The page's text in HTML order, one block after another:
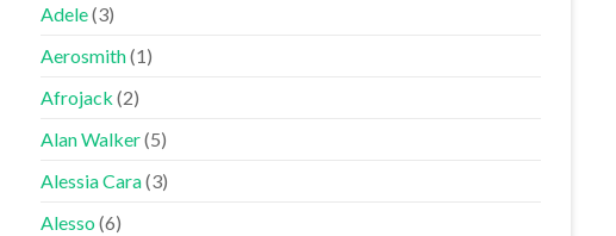
Adele(3)
Aerosmith(1)
Afrojack (2)
Alan Walker(5)
Alessia Cara(3)
Alesso(6)